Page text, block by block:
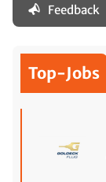
Feedback
Top-Jobs